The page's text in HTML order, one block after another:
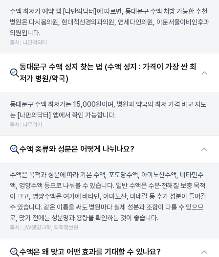
수액 최저가 예약 앱 [나만의닥터] 에 따르면, 동대문구 수액 처방 가능한 추천
병원은 다시봄의원, 현대척신경외과의원, 연세다인의원, 이문서울이비인후과
의원입니다.
출처: 나만의닥터
동대문구 수액 성지 찾는 법 (수액 성지 : 가격이 가장 싼 최
저가 병원/약국)
동대문구 수액 최저가는 15,000원이며, 병원과 약국의 최저 가격 비교 지도
는 [나만의닥터] 앱에서 확인 가능합니다.
출처: 나무위키
수액 종류와 성분은 어떻게 나뉘나요?
수액은 목적과 성분에 따라 기본 수액, 포도당수액, 아미노산수액, 비타민수
액, 영양수액 등으로 나눠볼 수 있습니다. 일반 수액은 수분·전해질 보충 목적
이 크고, 영양수액은 여기에 비타민, 아미노산, 미네랄 등 추가 성분이 들어갈
수 있습니다. 같은 이름을 써도 병원마다 실제 성분과 조합이 다를 수 있으므
로, 맞기 전에는 성분명과 용량을 확인하는 것이 좋습니다.
출처: JW생명과학, 약학정보원
수액은 왜 맞고 어떤 효과를 기대할 수 있나요?